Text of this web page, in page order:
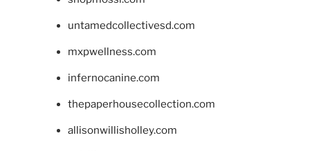
untamedcollectivesd.com
mxpwellness.com
infernocanine.com
thepaperhousecollection.com
allisonwillisholley.com